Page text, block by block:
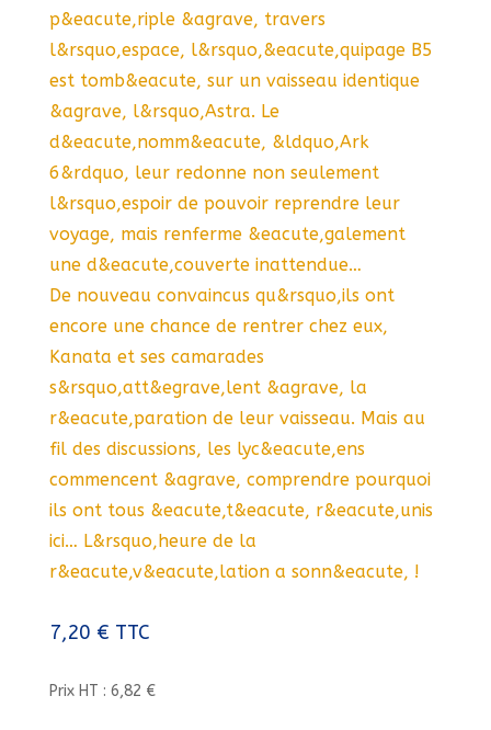
p&eacute,riple &agrave, travers
l&rsquo,espace, l&rsquo,&eacute,quipage B5
est tomb&eacute, sur un vaisseau identique
&agrave, l&rsquo,Astra. Le
d&eacute,nomm&eacute, &ldquo,Ark
6&rdquo, leur redonne non seulement
l&rsquo,espoir de pouvoir reprendre leur
voyage, mais renferme &eacute,galement
une d&eacute,couverte inattendue…
De nouveau convaincus qu&rsquo,ils ont
encore une chance de rentrer chez eux,
Kanata et ses camarades
s&rsquo,att&egrave,lent &agrave, la
r&eacute,paration de leur vaisseau. Mais au
fil des discussions, les lyc&eacute,ens
commencent &agrave, comprendre pourquoi
ils ont tous &eacute,t&eacute, r&eacute,unis
ici… L&rsquo,heure de la
r&eacute,v&eacute,lation a sonn&eacute, !
7,20 € TTC
Prix HT : 6,82 €